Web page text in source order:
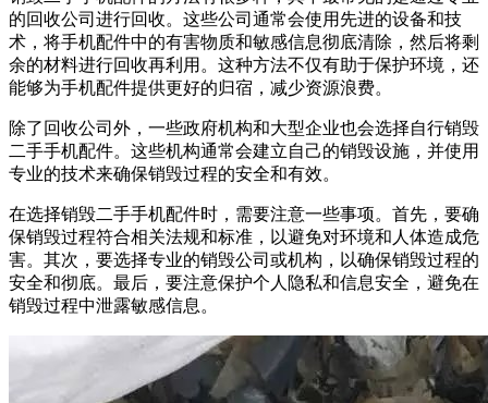
的回收公司进行回收。这些公司通常会使用先进的设备和技
术，将手机配件中的有害物质和敏感信息彻底清除，然后将剩
余的材料进行回收再利用。这种方法不仅有助于保护环境，还
能够为手机配件提供更好的归宿，减少资源浪费。
除了回收公司外，一些政府机构和大型企业也会选择自行销毁
二手手机配件。这些机构通常会建立自己的销毁设施，并使用
专业的技术来确保销毁过程的安全和有效。
在选择销毁二手手机配件时，需要注意一些事项。首先，要确
保销毁过程符合相关法规和标准，以避免对环境和人体造成危
害。其次，要选择专业的销毁公司或机构，以确保销毁过程的
安全和彻底。最后，要注意保护个人隐私和信息安全，避免在
销毁过程中泄露敏感信息。